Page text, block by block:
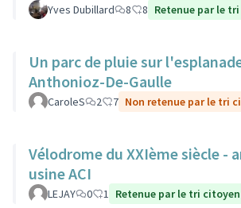
Yves Dubillard 8 8 Retenue par le
Un parc de pluie sur
Anthonioz-De-Gaulle
CaroleS 2 7 Non retenue par le tri
Vélodrome du XXIème siècle -
usine ACI
LEJAY 0 1 Retenue par le tri citoyen